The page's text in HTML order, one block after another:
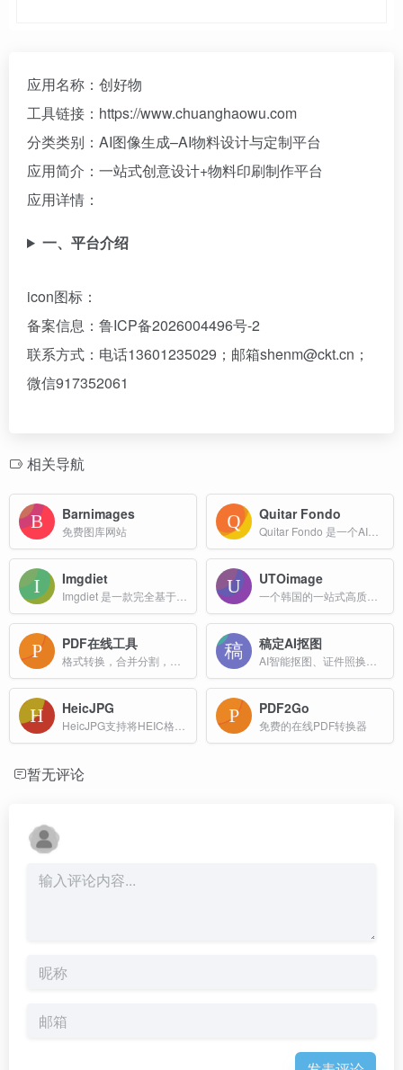
应用名称：创好物
工具链接：https://www.chuanghaowu.com
分类类别：AI图像生成–AI物料设计与定制平台
应用简介：一站式创意设计+物料印刷制作平台
应用详情：
一、平台介绍
icon图标：
备案信息：鲁ICP备2026004496号-2
联系方式：电话13601235029；邮箱shenm@ckt.cn；
微信917352061
相关导航
Barnimages
免费图库网站
Quitar Fondo
HeicJPG